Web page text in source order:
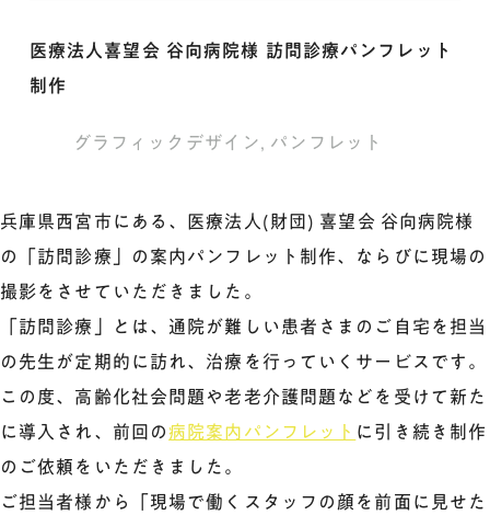
医療法人喜望会 谷向病院様 訪問診療パンフレット
制作
グラフィックデザイン, パンフレット
兵庫県西宮市にある、医療法人(財団) 喜望会 谷向病院様
の「訪問診療」の案内パンフレット制作、ならびに現場の
撮影をさせていただきました。
「訪問診療」とは、通院が難しい患者さまのご自宅を担当
の先生が定期的に訪れ、治療を行っていくサービスです。
この度、高齢化社会問題や老老介護問題などを受けて新た
に導入され、前回の病院案内パンフレット に引き続き制作
のご依頼をいただきました。
ご担当者様から「現場で働くスタッフの顔を前面に見せた